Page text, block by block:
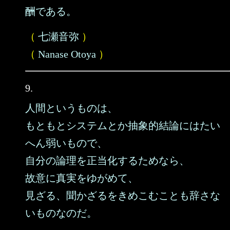
酬である。
（ 七瀬音弥 ）
（ Nanase Otoya ）
9.
人間というものは、
もともとシステムとか抽象的結論にはたい
へん弱いもので、
自分の論理を正当化するためなら、
故意に真実をゆがめて、
見ざる、聞かざるをきめこむことも辞さな
いものなのだ。